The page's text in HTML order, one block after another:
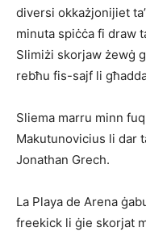
diversi okkażjonijiet
minuta spiċċa fi draw
Slimiżi skorjaw żewġ
rebħu fis-sajf li
Sliema marru minn
Makutunovicius li dar
Jonathan Grech.
La Playa de Arena
freekick li ġie skorjat